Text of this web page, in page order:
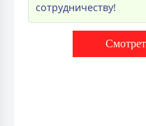
сотрудничеству!